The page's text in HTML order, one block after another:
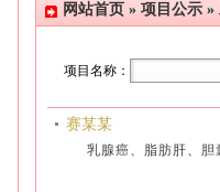
网站首页 » 项目公示 »
项目名称：
赛某某
乳腺癌、脂肪肝、